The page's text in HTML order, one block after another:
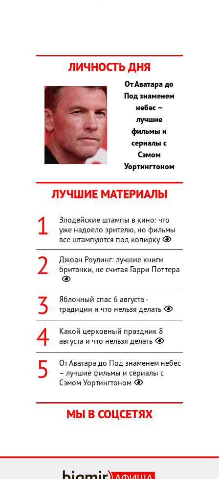
ЛИЧНОСТЬ ДНЯ
От Аватара до
Под знаменем
небес –
лучшие
фильмы и
сериалы с
Сэмом
Уортингтоном
ЛУЧШИЕ МАТЕРИАЛЫ
Злодейские штампы в кино: что
уже надоело зрителю, но фильмы
все штампуются под копирку
Джоан Роулинг: лучшие книги
британки, не считая Гарри Поттера
Яблочный спас 6 августа -
традиции и что нельзя делать
Какой церковный праздник 8
августа и что нельзя делать
От Аватара до Под знаменем небес
– лучшие фильмы и сериалы с
Сэмом Уортингтоном
МЫ В СОЦСЕТЯХ